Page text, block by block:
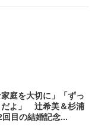
家庭を大切に」「ずっ
だよ」 辻希美＆杉浦
目の結婚記念...